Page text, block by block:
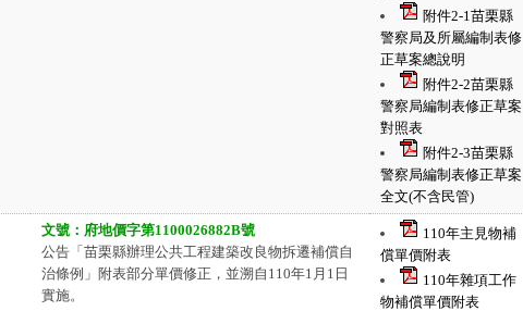
附件2-1苗栗縣
警察局及所屬編制表修
正草案總說明
附件2-2苗栗縣
警察局編制表修正草案
對照表
附件2-3苗栗縣
警察局編制表修正草案
全文(不含民管)
文號：府地價字第1100026882B號
公告「苗栗縣辦理公共工程建築改良物拆遷補償自
治條例」附表部分單價修正，並溯自110年1月1日
實施。
110年主見物補
償單價附表
110年雜項工作
物補償單價附表